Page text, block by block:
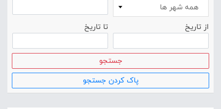
همه شهر ها
از تاریخ تا تاریخ
جستجو
پاک کردن جستجو